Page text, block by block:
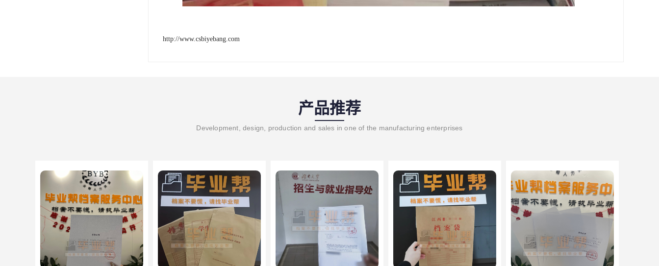
http://www.csbiyebang.com
产品推荐
Development, design, production and sales in one of the manufacturing enterprises